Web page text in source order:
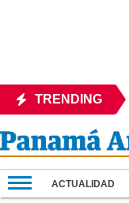
TRENDING
Panamá
ACTUALIDAD